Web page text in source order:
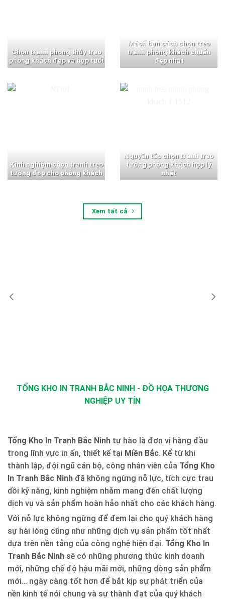
Chọn tranh phong thủy treo
phòng khách đẹp và hợp tuổi
Mách bạn cách chọn treo
tranh phòng khách chuẩn
đẹp nhất
Kinh nghiệm chọn tranh treo
tường đẹp cho phòng khách
Nguyên tắc chọn tranh treo
tường phòng khách hợp lý
nhất
Xem tất cả
TỔNG KHO IN TRANH BẮC NINH - ĐỒ HỌA THƯƠNG
NGHIỆP UY TÍN
Tổng Kho In Tranh Bắc Ninh tự hào là đơn vị hàng đầu
trong lĩnh vực in ấn, thiết kế tại Miền Bắc. Kể từ khi
thành lập, đội ngũ cán bộ, công nhân viên của Tổng Kho
In Tranh Bắc Ninh đã không ngừng nỗ lực, tích cực trau
dồi kỹ năng, kinh nghiệm nhằm mang đến chất lượng
dịch vụ và sản phẩm hoàn hảo nhất cho các khách hàng.
Với nỗ lực không ngừng để đem lại cho quý khách hàng
sự hài lòng cũng như những dịch vụ sản phẩm tốt nhất
dựa trên nền tảng của công nghệ hiện đại. Tổng Kho In
Tranh Bắc Ninh sẽ có những phương thức kinh doanh
mới, những chế độ hậu mãi mới, những dòng sản phẩm
mới… ngày càng tốt hơn để bắt kịp sự phát triển của
nền kinh tế nói chung và sự thành đạt của quý khách